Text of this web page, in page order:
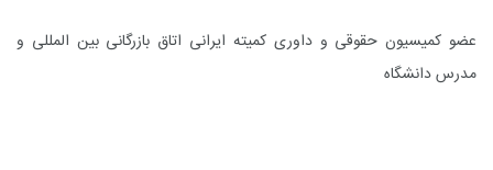
عضو کمیسیون حقوقی و داوری کمیته ایرانی اتاق بازرگانی بین المللی و
مدرس دانشگاه